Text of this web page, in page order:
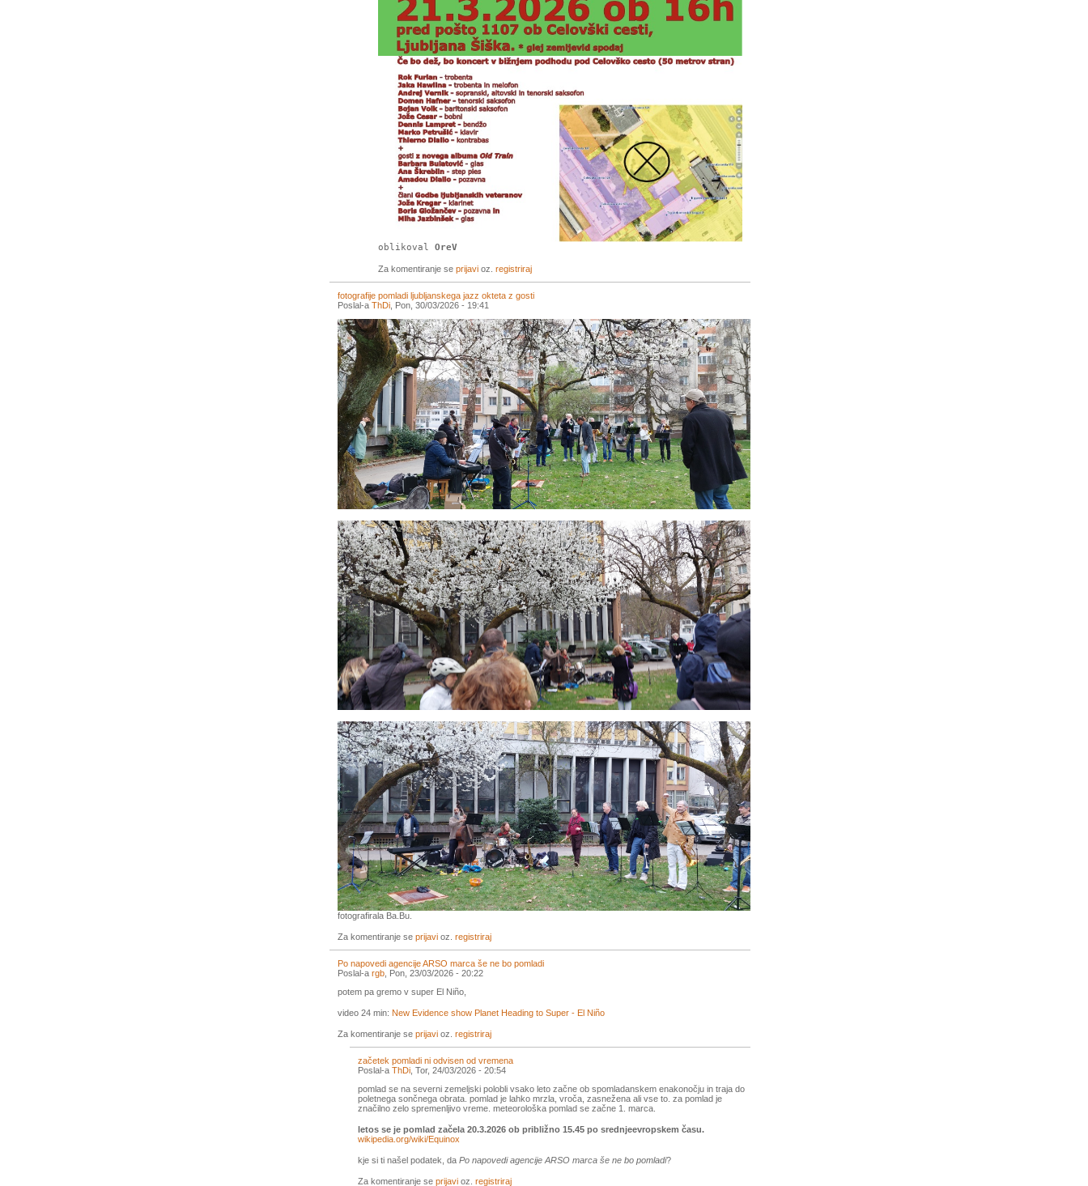
oblikoval OreV
Za komentiranje se prijavi oz. registriraj
fotografije pomladi ljubljanskega jazz okteta z gosti
Poslal-a ThDi, Pon, 30/03/2026 - 19:41
fotografirala Ba.Bu.
Za komentiranje se prijavi oz. registriraj
Po napovedi agencije ARSO marca še ne bo pomladi
Poslal-a rgb , Pon, 23/03/2026 - 20:22
potem pa gremo v super El Niño,
video 24 min: New Evidence show Planet Heading to Super - El Niño
Za komentiranje se prijavi oz. registriraj
začetek pomladi ni odvisen od vremena
Poslal-a ThDi , Tor, 24/03/2026 - 20:54
pomlad se na severni zemeljski polobli vsako leto začne ob spomladanskem enakonočju in traja do
poletnega sončnega obrata. pomlad je lahko mrzla, vroča, zasnežena ali vse to. za pomlad je
značilno zelo spremenljivo vreme. meteorološka pomlad se začne 1. marca.
letos se je pomlad začela 20.3.2026 ob približno 15.45 po srednjeevropskem času.
wikipedia.org/wiki/Equinox
kje si ti našel podatek, da Po napovedi agencije ARSO marca še ne bo pomladi?
Za komentiranje se prijavi oz. registriraj